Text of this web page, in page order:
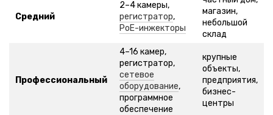
Средний
2–4 камеры,
регистратор,
PoE-инжекторы
магазин,
небольшой
склад
Профессиональный
4–16 камер,
регистратор,
сетевое
оборудование,
программное
обеспечение
крупные
объекты,
предприятия,
бизнес-
центры